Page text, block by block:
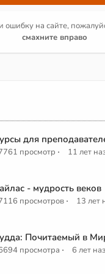
ошибку на сайте,
смахните вправо
для
просмотр · 11 лет
- мудрость веков
просмотров · 13 лет
Почитаемый в
просмотра · 6 лет